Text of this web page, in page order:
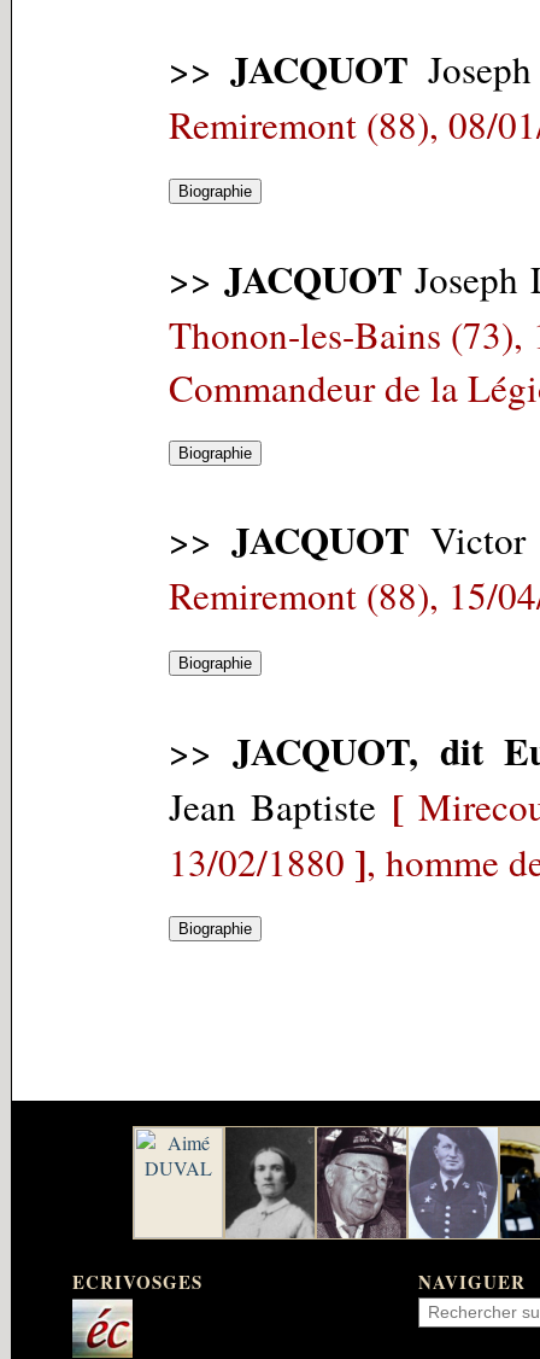
>>JACQUOT Joseph
Remiremont (88), 08/
>> JACQUOT Joseph
Thonon-les-Bains (73),
Commandeur de la
>>JACQUOT Victor
Remiremont (88), 15/
>>JACQUOT, dit
Jean Baptiste [
13/02/1880 ], homme
ECRIVOSGES NAVIGUER